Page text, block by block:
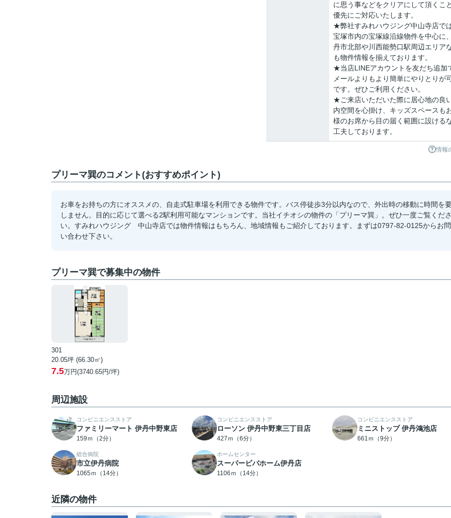
に思う事などをクリアにして頂くこ
優先にご対応いたします。
★弊社すみれハウジング中山寺店では
宝塚市内の宝塚線沿線物件を中心に
丹市北部や川西能勢口駅周辺エリア
も物件情報を揃えております。
★当店LINEアカウントを友だち追加
メールよりもより簡単にやりとりが
です。ぜひご利用ください。
★ご来店いただいた際に居心地の良
内空間を心掛け、キッズスペースも
様のお席から目の届く範囲に設ける
工夫しております。
情報
プリーマ巽のコメント(おすすめポイント)
お車をお持ちの方にオススメの、自走式駐車場を利用できる物件です。バス停徒歩3分以内なので、外出時の移動に時間を
しません。目的に応じて選べる2駅利用可能なマンションです。当社イチオシの物件の「プリーマ巽」。ぜひ一度ご覧くださ
い。すみれハウジング 中山寺店では物件情報はもちろん、地域情報もご紹介しております。まずは0797-82-0125からお問
い合わせ下さい。
プリーマ巽で募集中の物件
301
20.05坪 (66.30㎡)
7.5万円(3740.65円/坪)
周辺施設
コンビニエンスストア
ファミリーマート 伊丹中野東店
159ｍ（2分）
コンビニエンスストア
ローソン 伊丹中野東三丁目店
427ｍ（6分）
コンビニエンスストア
ミニストップ 伊丹鴻池店
661ｍ（9分）
総合病院
市立伊丹病院
1065ｍ（14分）
ホームセンター
スーパービバホーム伊丹店
1106ｍ（14分）
近隣の物件